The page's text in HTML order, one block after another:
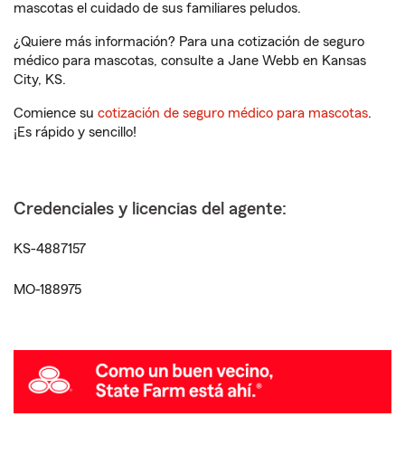
mascotas el cuidado de sus familiares peludos.
¿Quiere más información? Para una cotización de seguro
médico para mascotas, consulte a Jane Webb en Kansas
City, KS.
Comience su cotización de seguro médico para mascotas.
¡Es rápido y sencillo!
Credenciales y licencias del agente:
KS-4887157
MO-188975